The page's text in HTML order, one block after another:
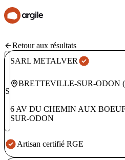
Retour aux résultats
S
SARL METALVER
BRETTEVILLE-SUR-ODON (
6 AV DU CHEMIN AUX
SUR-ODON
Artisan certifié RGE